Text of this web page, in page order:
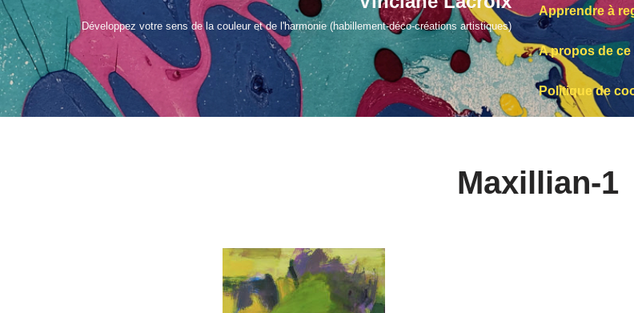
Développez votre sens de la couleur et de l'harmonie (habillement-déco-créations artistiques)
Apprendre à
A propos de ce
Politique de
Maxillian-1